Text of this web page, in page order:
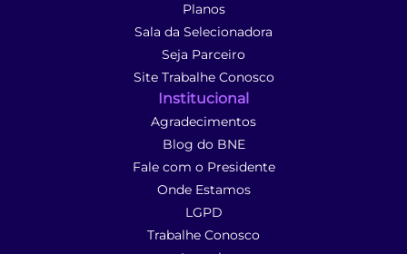
Planos
Sala da Selecionadora
Seja Parceiro
Site Trabalhe Conosco
Institucional
Agradecimentos
Blog do BNE
Fale com o Presidente
Onde Estamos
LGPD
Trabalhe Conosco